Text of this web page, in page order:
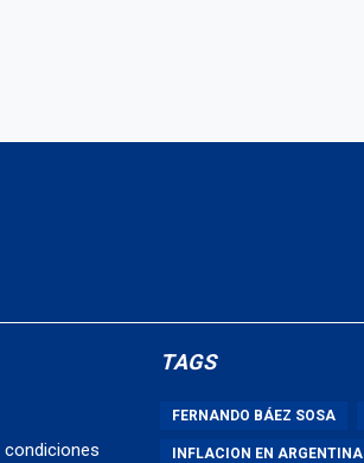
condiciones
TAGS
FERNANDO BÁEZ SOSA
INFLACION EN ARGENTINA